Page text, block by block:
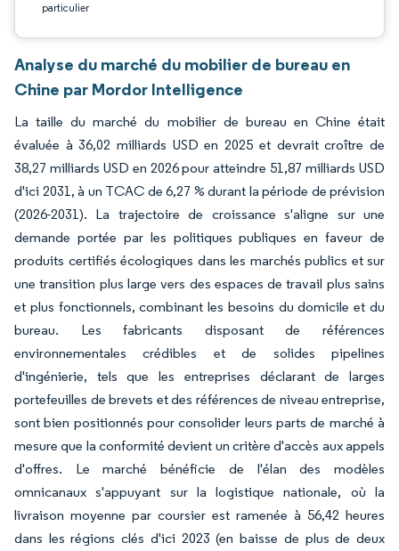
particulier
Analyse du marché du mobilier de bureau en
Chine par Mordor Intelligence
La taille du marché du mobilier de bureau en Chine était
évaluée à 36,02 milliards USD en 2025 et devrait croître de
38,27 milliards USD en 2026 pour atteindre 51,87 milliards USD
d'ici 2031, à un TCAC de 6,27 % durant la période de prévision
(2026-2031). La trajectoire de croissance s'aligne sur une
demande portée par les politiques publiques en faveur de
produits certifiés écologiques dans les marchés publics et sur
une transition plus large vers des espaces de travail plus sains
et plus fonctionnels, combinant les besoins du domicile et du
bureau. Les fabricants disposant de références
environnementales crédibles et de solides pipelines
d'ingénierie, tels que les entreprises déclarant de larges
portefeuilles de brevets et des références de niveau entreprise,
sont bien positionnés pour consolider leurs parts de marché à
mesure que la conformité devient un critère d'accès aux appels
d'offres. Le marché bénéficie de l'élan des modèles
omnicanaux s'appuyant sur la logistique nationale, où la
livraison moyenne par coursier est ramenée à 56,42 heures
dans les régions clés d'ici 2023 (en baisse de plus de deux